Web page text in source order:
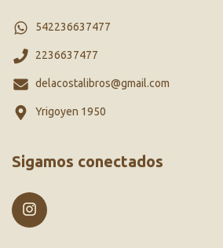
542236637477
2236637477
delacostalibros@gmail.com
Yrigoyen 1950
Sigamos conectados